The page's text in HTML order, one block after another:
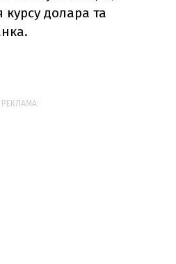
курсу долара та
РЕКЛАМА: